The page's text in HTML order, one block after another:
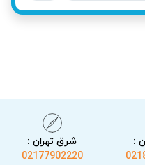
فنی و حفظ ایمنی
:
شرق تهران :
02177902220